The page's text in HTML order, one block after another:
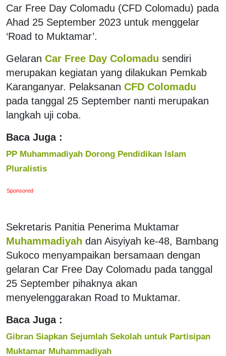
Car Free Day Colomadu (CFD Colomadu) pada
Ahad 25 September 2023 untuk menggelar
‘Road to Muktamar’.
Gelaran Car Free Day Colomadu sendiri
merupakan kegiatan yang dilakukan Pemkab
Karanganyar. Pelaksanan CFD Colomadu
pada tanggal 25 September nanti merupakan
langkah uji coba.
Baca Juga :
PP Muhammadiyah Dorong Pendidikan Islam
Pluralistis
Sponsored
Sekretaris Panitia Penerima Muktamar
Muhammadiyah dan Aisyiyah ke-48, Bambang
Sukoco menyampaikan bersamaan dengan
gelaran Car Free Day Colomadu pada tanggal
25 September pihaknya akan
menyelenggarakan Road to Muktamar.
Baca Juga :
Gibran Siapkan Sejumlah Sekolah untuk Partisipan
Muktamar Muhammadiyah